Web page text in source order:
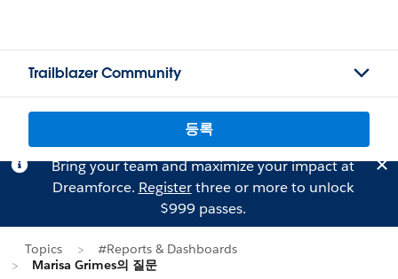
Trailblazer Community
등록
Bring your team and maximize your impact at
Dreamforce. Registerthree or more to unlock
$999 passes.
Topics
#Reports & Dashboards
Marisa Grimes의 질문